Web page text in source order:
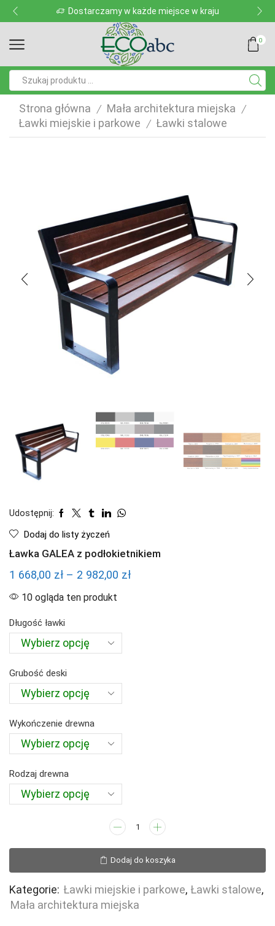
Dostarczamy w każde miejsce w kraju
0
Strona główna / Mała architektura miejska /
Ławki miejskie i parkowe / Ławki stalowe
Udostępnij:
Dodaj do listy życzeń
Ławka GALEA z podłokietnikiem
1 668,00 zł – 2 982,00 złZakres
10 ogląda ten produkt
Długość ławki
Grubość deski
Wykończenie drewna
Rodzaj drewna
ilość
GALEA
z
podłokietnikiem
Dodaj do koszyka
Kategorie: Ławki miejskie i parkowe, Ławki stalowe,
Mała architektura miejska